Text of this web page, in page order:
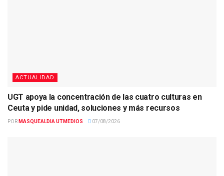
ACTUALIDAD
UGT apoya la concentración de las cuatro culturas en
Ceuta y pide unidad, soluciones y más recursos
POR MASQUEALDIA UTMEDIOS 07/08/2026